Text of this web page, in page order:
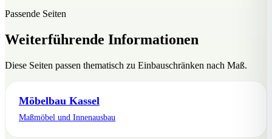
Passende Seiten
Weiterführende Informationen
Diese Seiten passen thematisch zu Einbauschränken nach Maß.
Möbelbau Kassel
Maßmöbel und Innenausbau